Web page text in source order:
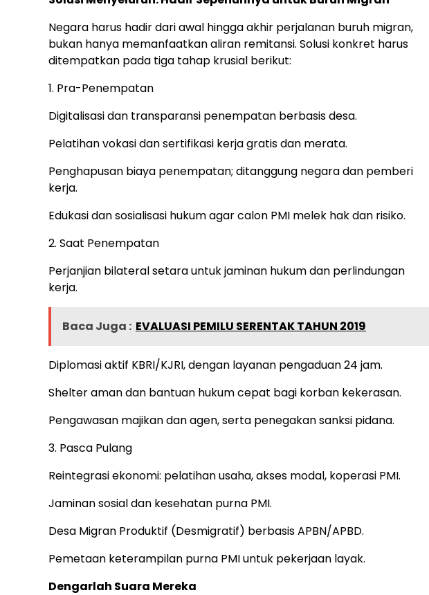
Negara harus hadir dari awal hingga akhir perjalanan buruh migran,
bukan hanya memanfaatkan aliran remitansi. Solusi konkret harus
ditempatkan pada tiga tahap krusial berikut:
1. Pra-Penempatan
Digitalisasi dan transparansi penempatan berbasis desa.
Pelatihan vokasi dan sertifikasi kerja gratis dan merata.
Penghapusan biaya penempatan; ditanggung negara dan pemberi
kerja.
Edukasi dan sosialisasi hukum agar calon PMI melek hak dan risiko.
2. Saat Penempatan
Perjanjian bilateral setara untuk jaminan hukum dan perlindungan
kerja.
Baca Juga : EVALUASI PEMILU SERENTAK TAHUN 2019
Diplomasi aktif KBRI/KJRI, dengan layanan pengaduan 24 jam.
Shelter aman dan bantuan hukum cepat bagi korban kekerasan.
Pengawasan majikan dan agen, serta penegakan sanksi pidana.
3. Pasca Pulang
Reintegrasi ekonomi: pelatihan usaha, akses modal, koperasi PMI.
Jaminan sosial dan kesehatan purna PMI.
Desa Migran Produktif (Desmigratif) berbasis APBN/APBD.
Pemetaan keterampilan purna PMI untuk pekerjaan layak.
Dengarlah Suara Mereka